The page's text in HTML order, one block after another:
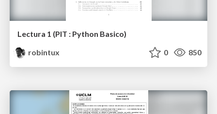
Lectura 1 (PIT : Python Basico)
robintux
0 850